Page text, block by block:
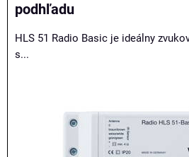
podhľadu
HLS 51 Radio Basic je ideálny
s...